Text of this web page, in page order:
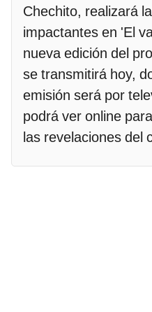
Chechito, realizará
impactantes en 'El
nueva edición del
se transmitirá hoy,
emisión será por
podrá ver online
las revelaciones del